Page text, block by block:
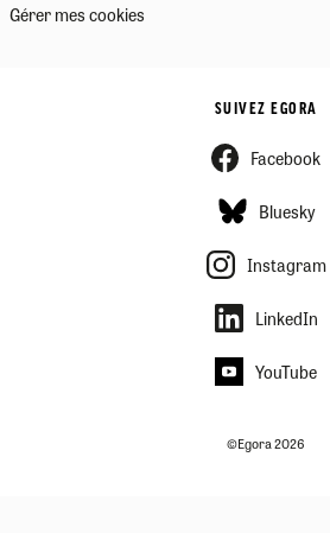
Gérer mes cookies
SUIVEZ EGORA
Facebook
Bluesky
Instagram
LinkedIn
YouTube
©Egora 2026